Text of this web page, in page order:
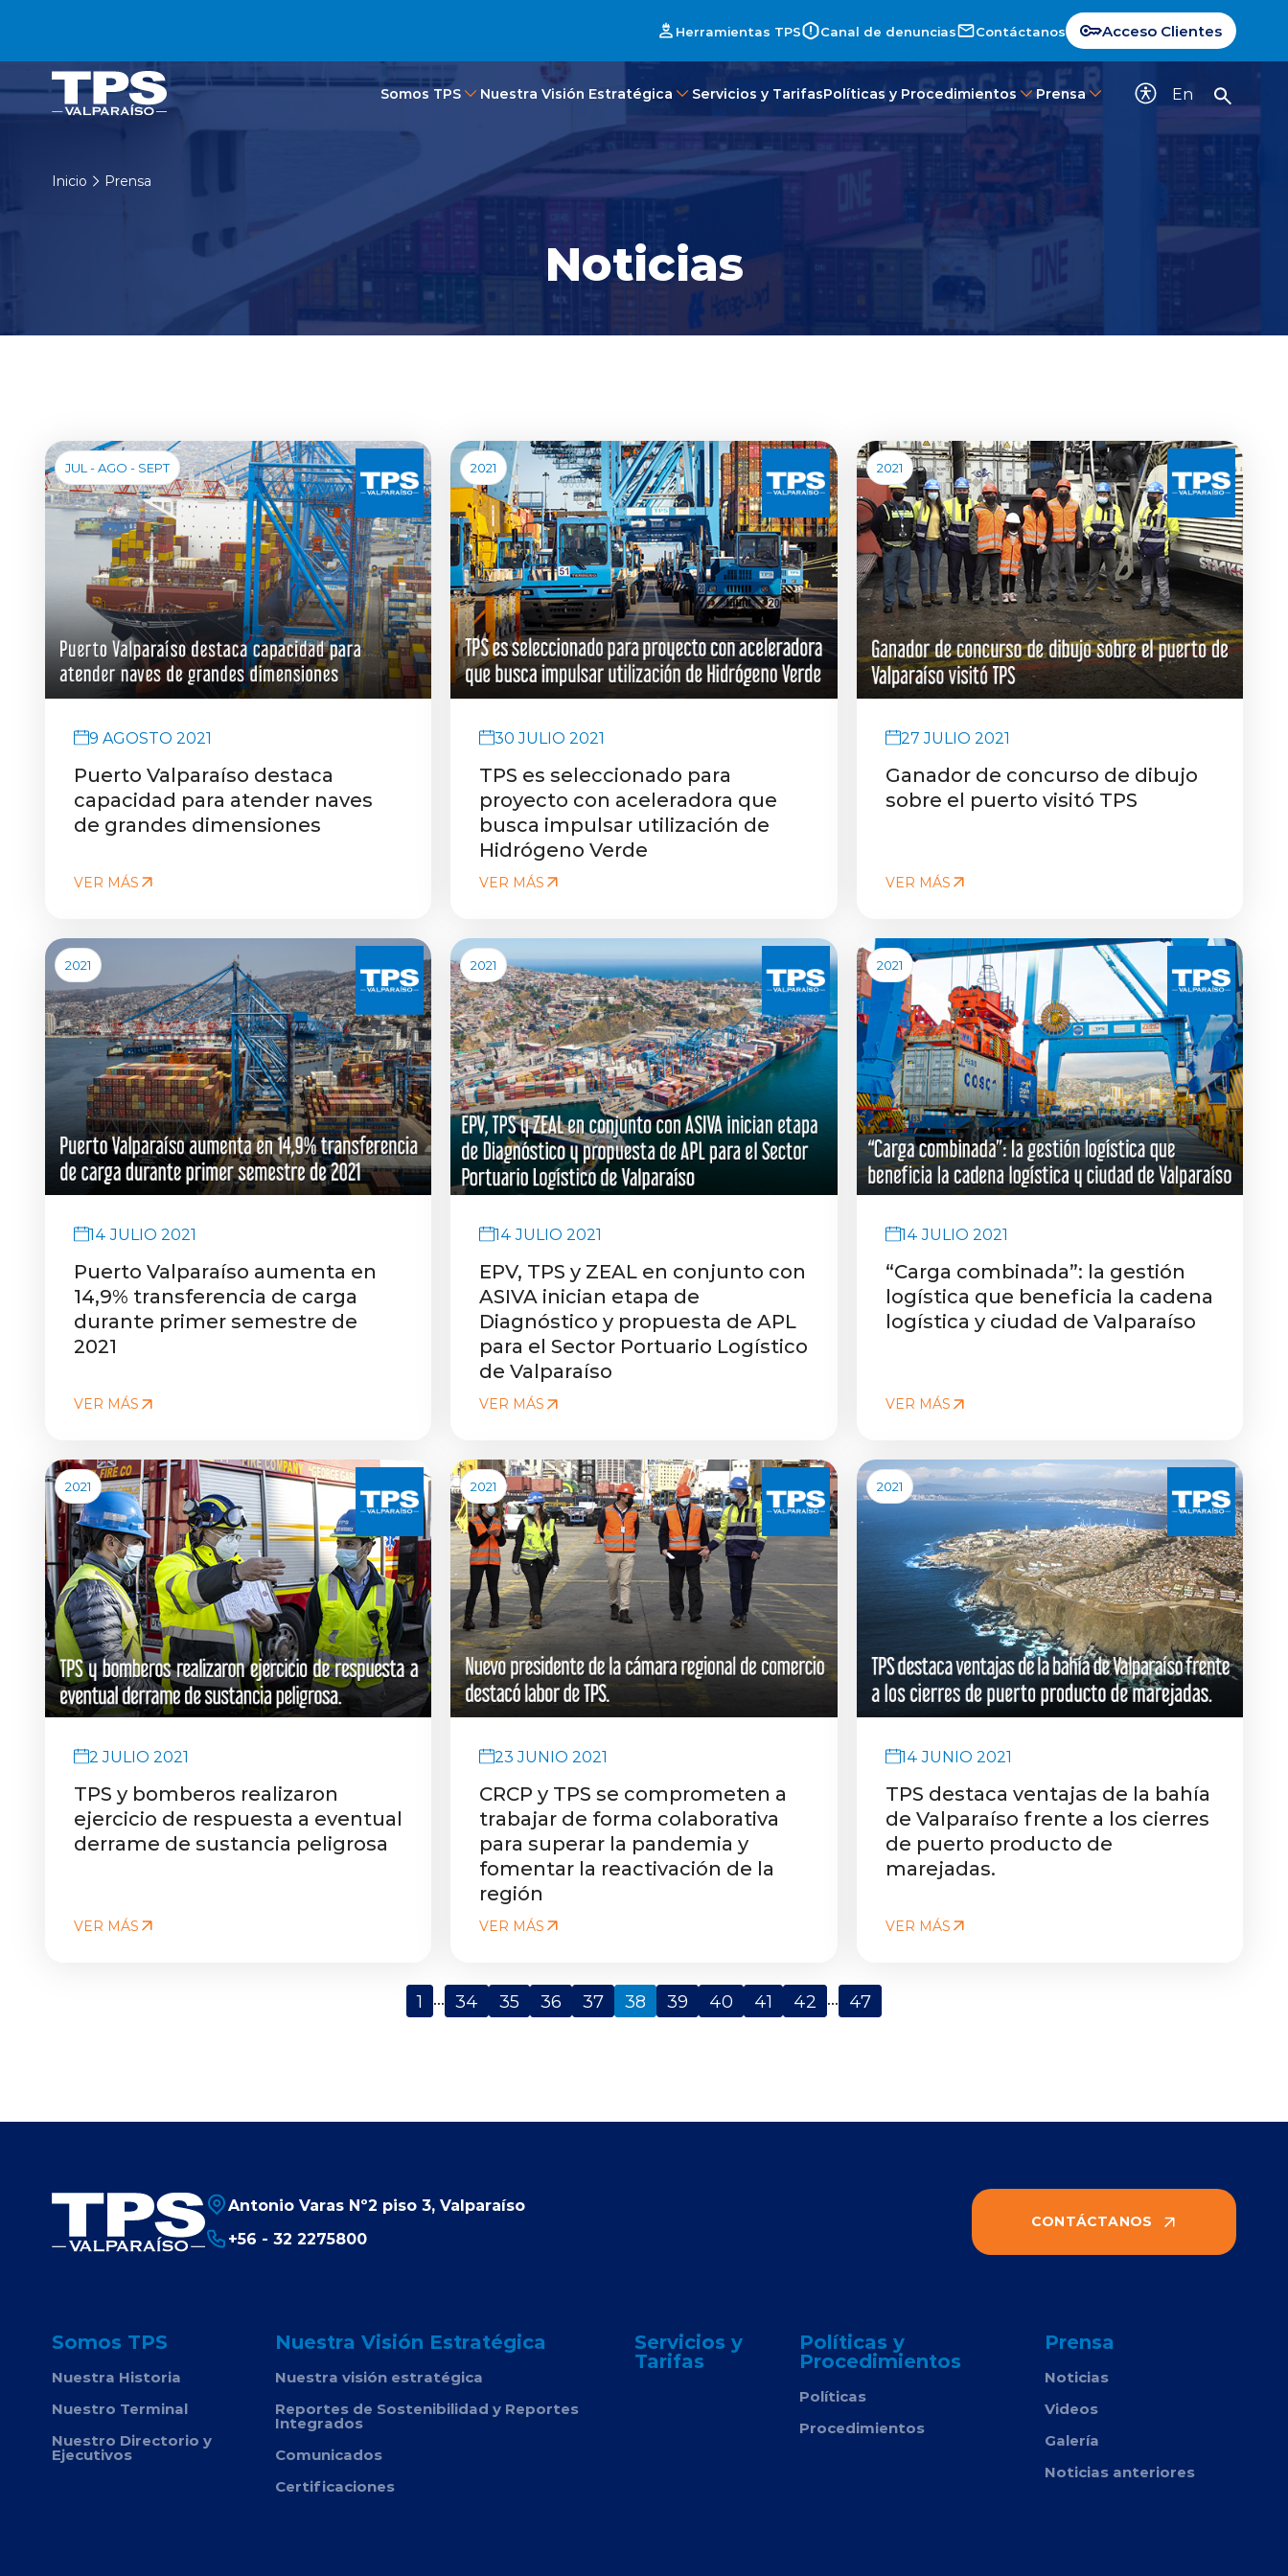
Herramientas TPS Canal de denuncias Contáctanos Acceso Clientes
Somos TPS Nuestra Visión Estratégica Servicios y TarifasPolíticas y Procedimientos Prensa En
Inicio Prensa
Noticias
JUL - AGO - SEPT
9 AGOSTO 2021
Puerto Valparaíso destaca
capacidad para atender naves
de grandes dimensiones
VER MÁS
2021
30 JULIO 2021
TPS es seleccionado para
proyecto con aceleradora que
busca impulsar utilización de
Hidrógeno Verde
VER MÁS
2021
27 JULIO 2021
Ganador de concurso de dibujo
sobre el puerto visitó TPS
VER MÁS
2021
14 JULIO 2021
Puerto Valparaíso aumenta en
14,9% transferencia de carga
durante primer semestre de
2021
VER MÁS
2021
14 JULIO 2021
EPV, TPS y ZEAL en conjunto con
ASIVA inician etapa de
Diagnóstico y propuesta de APL
para el Sector Portuario Logístico
de Valparaíso
VER MÁS
2021
14 JULIO 2021
“Carga combinada”: la gestión
logística que beneficia la cadena
logística y ciudad de Valparaíso
VER MÁS
2021
2 JULIO 2021
TPS y bomberos realizaron
ejercicio de respuesta a eventual
derrame de sustancia peligrosa
VER MÁS
2021
23 JUNIO 2021
CRCP y TPS se comprometen a
trabajar de forma colaborativa
para superar la pandemia y
fomentar la reactivación de la
región
VER MÁS
2021
14 JUNIO 2021
TPS destaca ventajas de la bahía
de Valparaíso frente a los cierres
de puerto producto de
marejadas.
VER MÁS
1 ... 34 35 36 37 38 39 40 41 42 ... 47
Antonio Varas Nº2 piso 3, Valparaíso
+56 - 32 2275800
CONTÁCTANOS
Somos TPS
Nuestra Historia
Nuestro Terminal
Nuestro Directorio y
Ejecutivos
Nuestra Visión Estratégica
Nuestra visión estratégica
Reportes de Sostenibilidad y Reportes
Integrados
Comunicados
Certificaciones
Servicios y
Tarifas
Políticas y
Procedimientos
Políticas
Procedimientos
Prensa
Noticias
Videos
Galería
Noticias anteriores